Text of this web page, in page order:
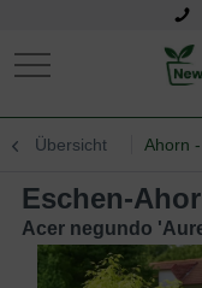
Übersicht Ahorn
Eschen-
Acer negundo